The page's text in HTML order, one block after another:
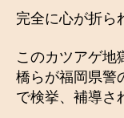
完全に心が折ら
このカツアゲ地
橋らが福岡県警
で検挙、補導さ